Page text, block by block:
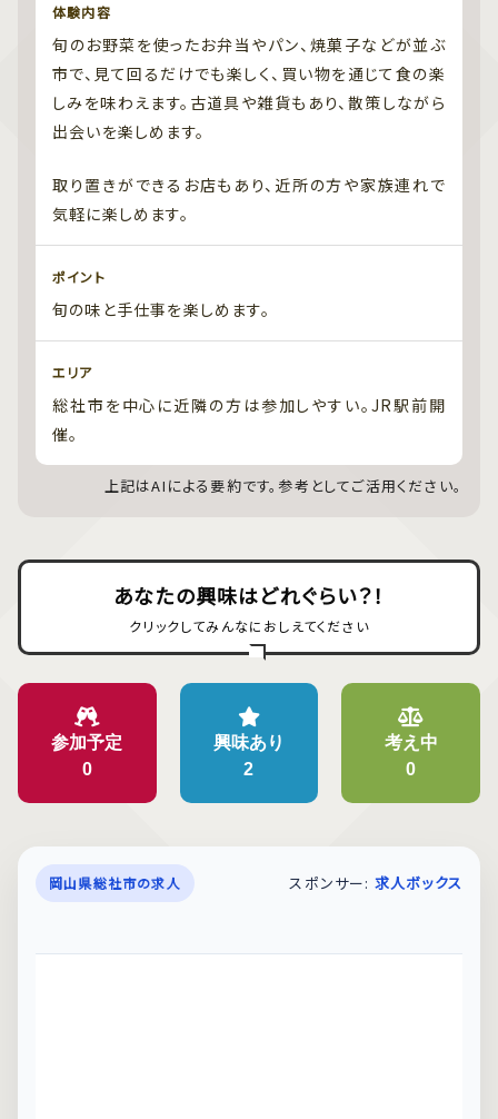
体験内容
旬のお野菜を使ったお弁当やパン、焼菓子などが並ぶ
市で、見て回るだけでも楽しく、買い物を通じて食の楽
しみを味わえます。古道具や雑貨もあり、散策しながら
出会いを楽しめます。
取り置きができるお店もあり、近所の方や家族連れで
気軽に楽しめます。
ポイント
旬の味と手仕事を楽しめます。
エリア
総社市を中心に近隣の方は参加しやすい。JR駅前開
催。
上記はAIによる要約です。参考としてご活用ください。
あなたの興味はどれぐらい？！
クリックしてみんなにおしえてください
参加予定
0
興味あり
2
考え中
0
岡山県総社市の求人 スポンサー: 求人ボックス